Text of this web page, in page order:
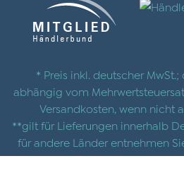
* Preis inkl. deutscher
abhängig vom
Versandkosten , wenn nicht
**gilt für Lieferungen innerhalb
für andere Länder entnehmen
mit den